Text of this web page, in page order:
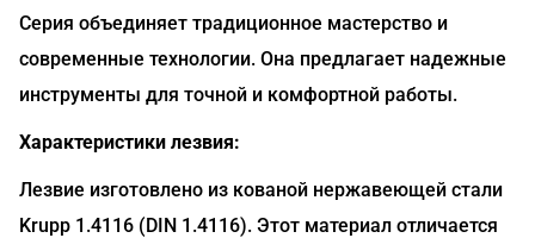
Серия объединяет традиционное мастерство и
современные технологии. Она предлагает надежные
инструменты для точной и комфортной работы.
Характеристики лезвия:
Лезвие изготовлено из кованой нержавеющей стали
Krupp 1.4116 (DIN 1.4116). Этот материал отличается